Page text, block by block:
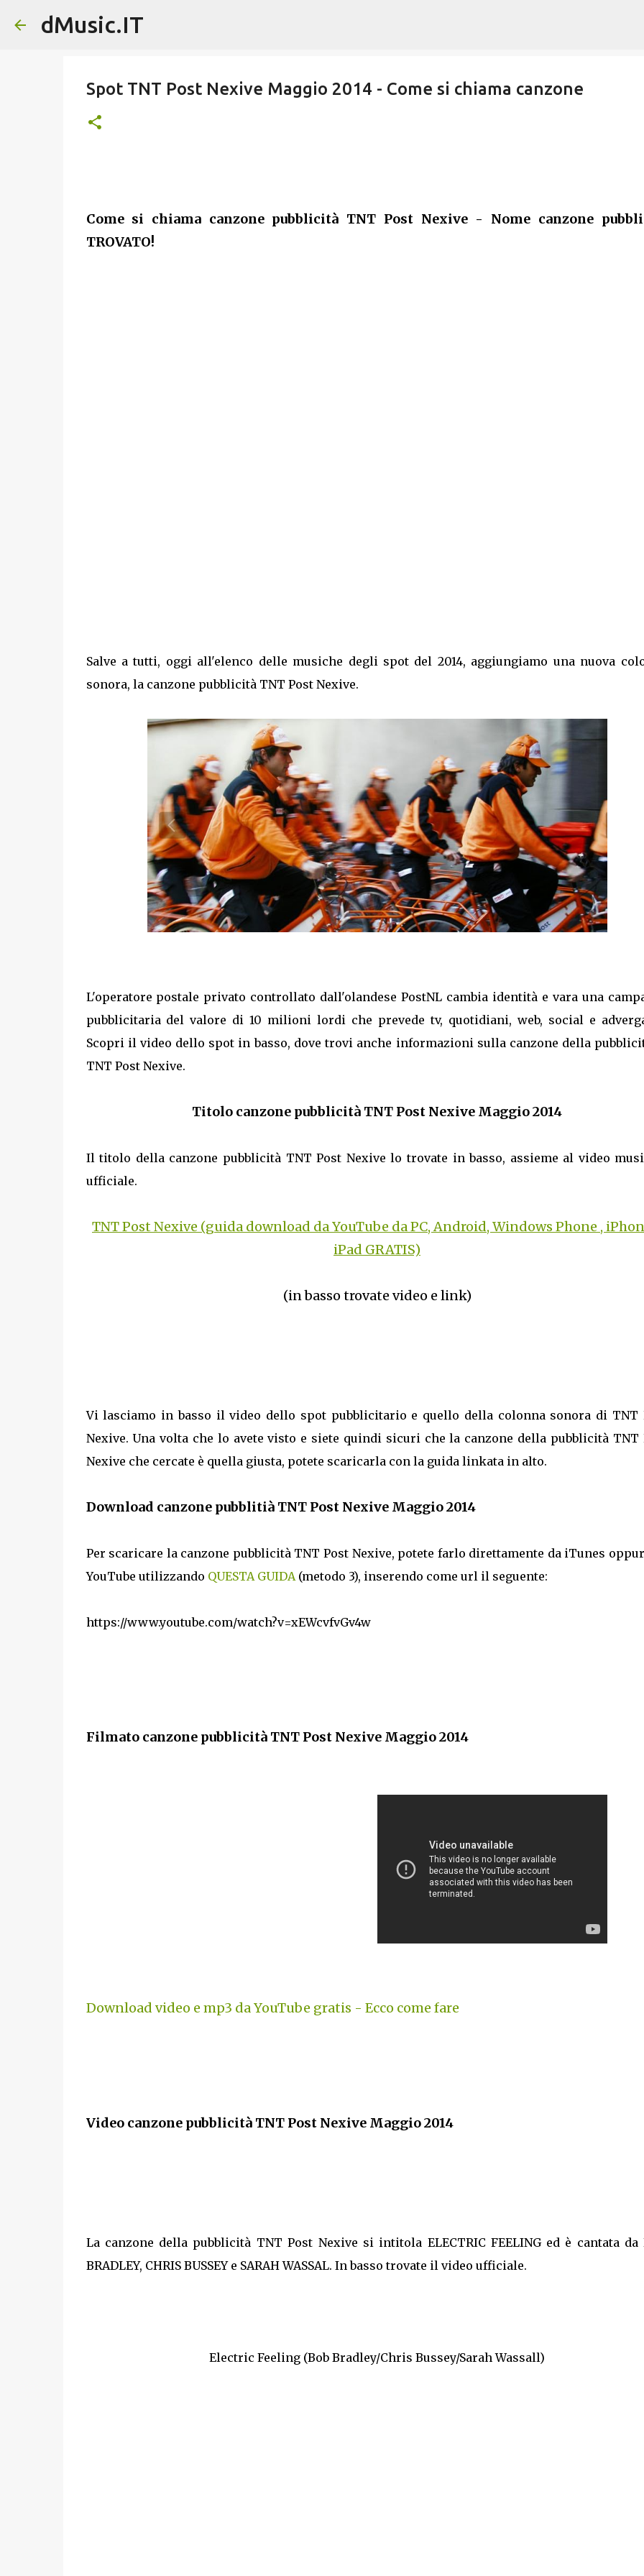
dMusic.IT
Spot TNT Post Nexive Maggio 2014 - Come si chiama canzone
Come si chiama canzone pubblicità TNT Post Nexive - Nome canzone
TROVATO!
Salve a tutti, oggi all'elenco delle musiche degli spot del 2014, aggiungiamo una nuova
sonora, la canzone pubblicità TNT Post Nexive.
L'operatore postale privato controllato dall'olandese PostNL cambia identità e vara una
pubblicitaria del valore di 10 milioni lordi che prevede tv, quotidiani, web, social e
Scopri il video dello spot in basso, dove trovi anche informazioni sulla canzone della
TNT Post Nexive.
Titolo canzone pubblicità TNT Post Nexive Maggio 2014
Il titolo della canzone pubblicità TNT Post Nexive lo trovate in basso, assieme al video
ufficiale.
TNT Post Nexive (guida download da YouTube da PC, Android, Windows Phone ,
iPad GRATIS)
(in basso trovate video e link)
Vi lasciamo in basso il video dello spot pubblicitario e quello della colonna sonora di TNT
Nexive. Una volta che lo avete visto e siete quindi sicuri che la canzone della pubblicità TNT
Nexive che cercate è quella giusta, potete scaricarla con la guida linkata in alto.
Download canzone pubblitià TNT Post Nexive Maggio 2014
Per scaricare la canzone pubblicità TNT Post Nexive, potete farlo direttamente da iTunes
YouTube utilizzando QUESTA GUIDA (metodo 3), inserendo come url il seguente:
https://www.youtube.com/watch?v=xEWcvfvGv4w
Filmato canzone pubblicità TNT Post Nexive Maggio 2014
Download video e mp3 da YouTube gratis - Ecco come fare
Video canzone pubblicità TNT Post Nexive Maggio 2014
La canzone della pubblicità TNT Post Nexive si intitola ELECTRIC FEELING ed è cantata da
BRADLEY, CHRIS BUSSEY e SARAH WASSAL. In basso trovate il video ufficiale.
Electric Feeling (Bob Bradley/Chris Bussey/Sarah Wassall)